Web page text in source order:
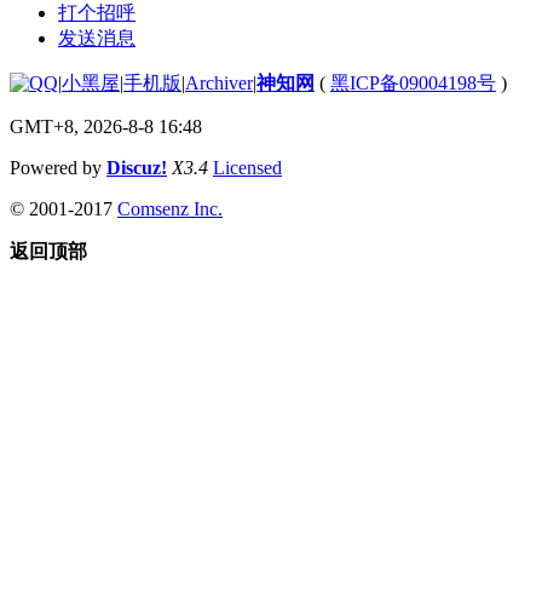
打个招呼
发送消息
|小黑屋|手机版|Archiver|神知网 ( 黑ICP备09004198号 )
GMT+8, 2026-8-8 16:48
Powered by Discuz! X3.4 Licensed
© 2001-2017 Comsenz Inc.
返回顶部